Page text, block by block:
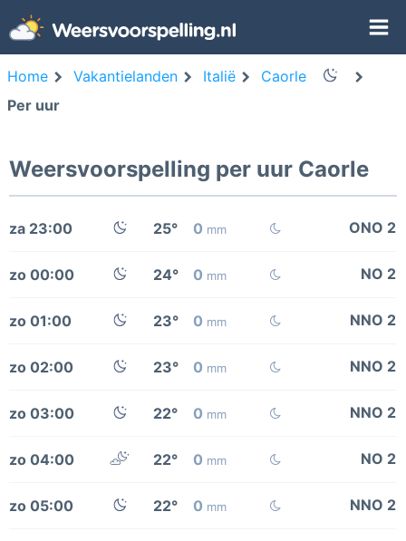
Home Vakantielanden Italië
Caorle
Per uur
Weersvoorspelling per uur Caorle
za 23:00 25° 0 mm ONO 2
zo 00:00 24° 0 mm NO 2
zo 01:00 23° 0 mm NNO 2
zo 02:00 23° 0 mm NNO 2
zo 03:00 22° 0 mm NNO 2
zo 04:00 22° 0 mm NO 2
zo 05:00 22° 0 mm NNO 2